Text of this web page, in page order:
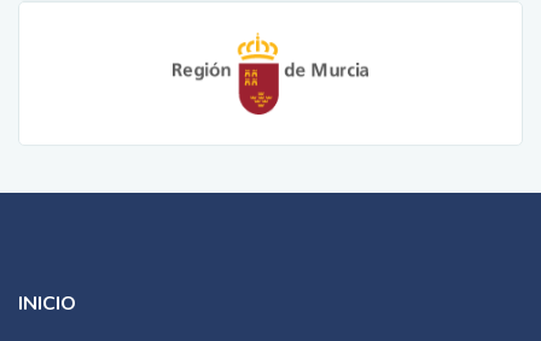
INICIO